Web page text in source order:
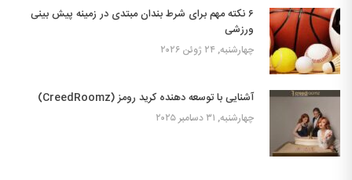
۶ نکته مهم برای شرط بندان مبتدی در زمینه پیش بینی
ورزشی
چهارشنبه, ۲۴ ژوئن ۲۰۲۶
آشنایی با توسعه دهنده کرید رومز (CreedRoomz)
چهارشنبه, ۳۱ دسامبر ۲۰۲۵